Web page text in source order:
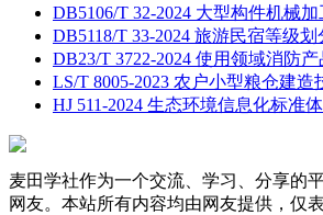
DB5106/T 32-2024 大型构件机械
DB5118/T 33-2024 旅游民宿等级
DB23/T 3722-2024 使用领域消防
LS/T 8005-2023 农户小型粮仓建造
HJ 511-2024 生态环境信息化标准
麦田学社作为一个交流、学习、分享的
网友。本站所有内容均由网友提供，仅